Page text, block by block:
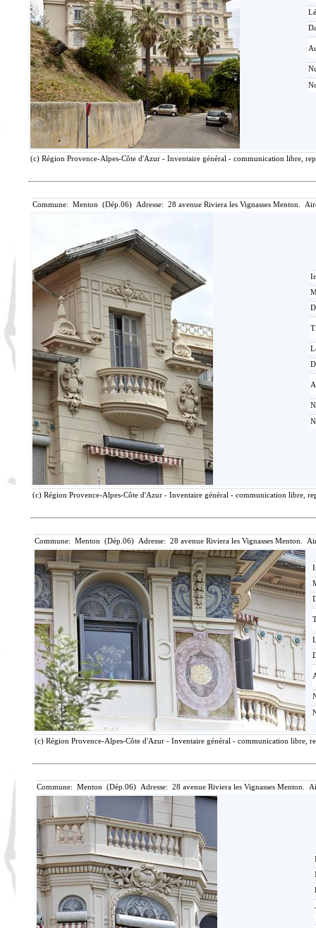
(c) Région Provence-Alpes-Côte d'Azur - Inventaire général - communication libre,
Commune: Menton (Dép.06) Adresse: 28 avenue Riviera les Vignasses Menton.
(c) Région Provence-Alpes-Côte d'Azur - Inventaire général - communication libre,
Commune: Menton (Dép.06) Adresse: 28 avenue Riviera les Vignasses Menton.
(c) Région Provence-Alpes-Côte d'Azur - Inventaire général - communication libre,
Commune: Menton (Dép.06) Adresse: 28 avenue Riviera les Vignasses Menton.